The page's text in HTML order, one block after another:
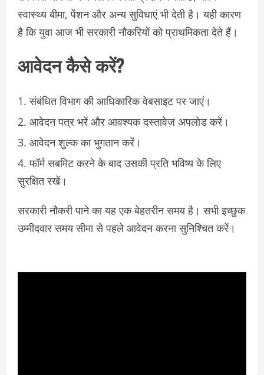
स्वास्थ्य बीमा, पेंशन और अन्य सुविधाएं भी देती है। यही कारण
है कि युवा आज भी सरकारी नौकरियों को प्राथमिकता देते हैं।
आवेदन कैसे करें?
संबंधित विभाग की आधिकारिक वेबसाइट पर जाएं।
आवेदन पत्र भरें और आवश्यक दस्तावेज अपलोड करें।
आवेदन शुल्क का भुगतान करें।
फॉर्म सबमिट करने के बाद उसकी प्रति भविष्य के लिए
सुरक्षित रखें।
सरकारी नौकरी पाने का यह एक बेहतरीन समय है। सभी इच्छुक
उम्मीदवार समय सीमा से पहले आवेदन करना सुनिश्चित करें।